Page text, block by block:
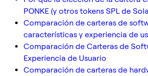
PONKE (y otros tokens SPL de
Comparación de carteras de
características y experiencia de
Comparación de Carteras de
Experiencia de Usuario
Comparación de carteras de